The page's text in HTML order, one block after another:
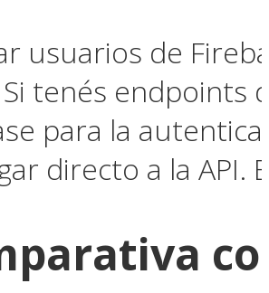
de
tenés endpoints
para la
directo a la API.